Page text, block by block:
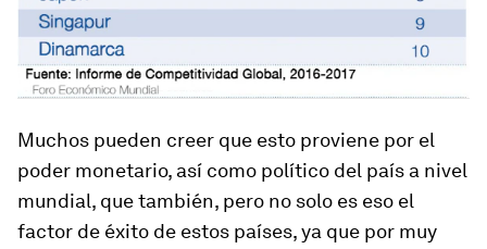
Muchos pueden creer que esto proviene por el
poder monetario, así como político del país a nivel
mundial, que también, pero no solo es eso el
factor de éxito de estos países, ya que por muy